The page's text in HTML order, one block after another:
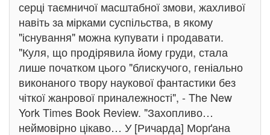
серці таємничої масштабної змови, жахливої
навіть за мірками суспільства, в якому
"існування" можна купувати і продавати.
"Куля, що продірявила йому груди, стала
лише початком цього "блискучого, геніально
виконаного твору наукової фантастики без
чіткої жанрової приналежності", - The New
York Times Book Review. "Захопливо…
неймовірно цікаво… У [Ричарда] Морґана